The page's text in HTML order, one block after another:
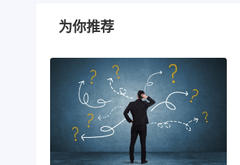
为你推荐